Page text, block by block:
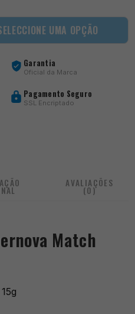
UMA OPÇÃO
Garantia
Oficial da Marca
Pagamento Seguro
SSL Encriptado
AVALIAÇÕES
(0)
Match